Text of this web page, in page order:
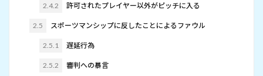
2.4.2 許可されたプレイヤー以外がピッチに入る
2.5 スポーツマンシップに反したことによるファウル
2.5.1 遅延行為
2.5.2 審判への暴言